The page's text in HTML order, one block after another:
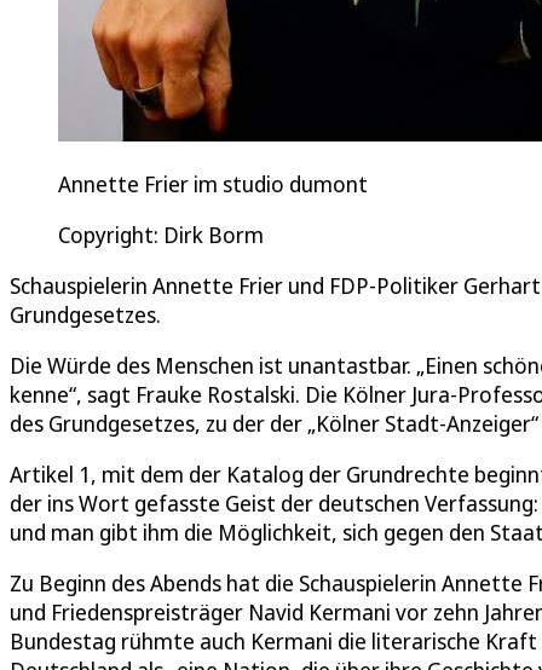
Annette Frier im studio dumont
Copyright: Dirk Borm
Schauspielerin Annette Frier und FDP-Politiker
Grundgesetzes.
Die Würde des Menschen ist unantastbar. „Einen
kenne“, sagt Frauke Rostalski. Die Kölner Jura-
des Grundgesetzes, zu der der „Kölner Stadt-
Artikel 1, mit dem der Katalog der Grundrechte
der ins Wort gefasste Geist der deutschen
und man gibt ihm die Möglichkeit, sich gegen den
Zu Beginn des Abends hat die Schauspielerin
und Friedenspreisträger Navid Kermani vor zehn
Bundestag rühmte auch Kermani die literarische